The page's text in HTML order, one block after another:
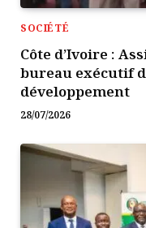
SOCIÉTÉ
Côte d’Ivoire :
bureau exécutif
développement
28/07/2026